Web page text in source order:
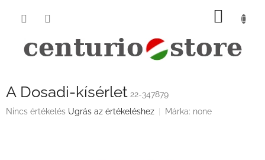
KOSÁR
A Dosadi-kísérlet 22-347879
A
Nincs értékelés Ugrás az értékeléshez Márka: none